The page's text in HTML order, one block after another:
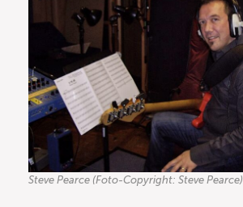
Steve Pearce (Foto-Copyright: Steve Pearce)